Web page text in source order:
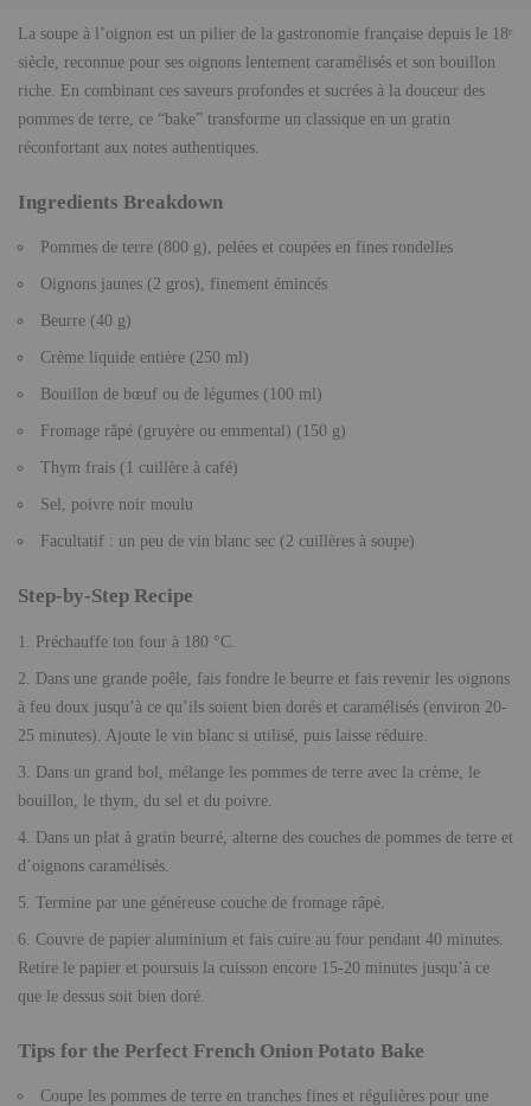
La soupe à l’oignon est un pilier de la gastronomie française depuis le 18ᵉ
siècle, reconnue pour ses oignons lentement caramélisés et son bouillon
riche. En combinant ces saveurs profondes et sucrées à la douceur des
pommes de terre, ce “bake” transforme un classique en un gratin
réconfortant aux notes authentiques.
Ingredients Breakdown
Pommes de terre (800 g), pelées et coupées en fines rondelles
Oignons jaunes (2 gros), finement émincés
Beurre (40 g)
Crème liquide entière (250 ml)
Bouillon de bœuf ou de légumes (100 ml)
Fromage râpé (gruyère ou emmental) (150 g)
Thym frais (1 cuillère à café)
Sel, poivre noir moulu
Facultatif : un peu de vin blanc sec (2 cuillères à soupe)
Step-by-Step Recipe
Préchauffe ton four à 180 °C.
Dans une grande poêle, fais fondre le beurre et fais revenir les oignons
à feu doux jusqu’à ce qu’ils soient bien dorés et caramélisés (environ 20-
25 minutes). Ajoute le vin blanc si utilisé, puis laisse réduire.
Dans un grand bol, mélange les pommes de terre avec la crème, le
bouillon, le thym, du sel et du poivre.
Dans un plat à gratin beurré, alterne des couches de pommes de terre et
d’oignons caramélisés.
Termine par une généreuse couche de fromage râpé.
Couvre de papier aluminium et fais cuire au four pendant 40 minutes.
Retire le papier et poursuis la cuisson encore 15-20 minutes jusqu’à ce
que le dessus soit bien doré.
Tips for the Perfect French Onion Potato Bake
Coupe les pommes de terre en tranches fines et régulières pour une